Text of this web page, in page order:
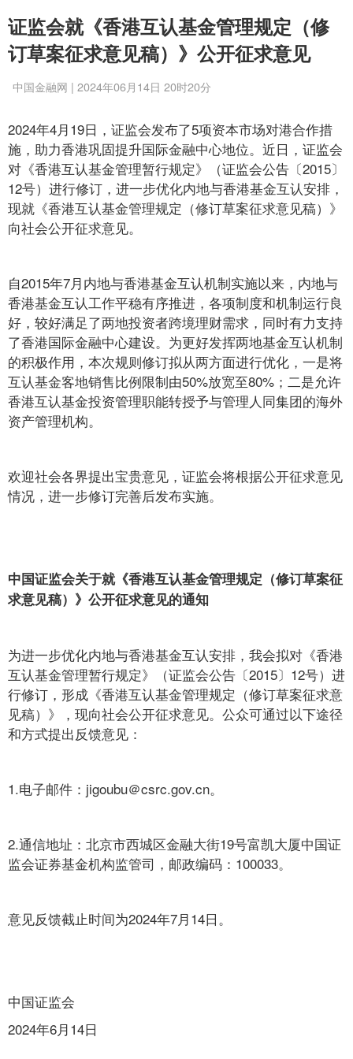
证监会就《香港互认基金管理规定（修
订草案征求意见稿）》公开征求意见
中国金融网 | 2024年06月14日 20时20分
2024年4月19日，证监会发布了5项资本市场对港合作措
施，助力香港巩固提升国际金融中心地位。近日，证监会
对《香港互认基金管理暂行规定》（证监会公告〔2015〕
12号）进行修订，进一步优化内地与香港基金互认安排，
现就《香港互认基金管理规定（修订草案征求意见稿）》
向社会公开征求意见。
自2015年7月内地与香港基金互认机制实施以来，内地与
香港基金互认工作平稳有序推进，各项制度和机制运行良
好，较好满足了两地投资者跨境理财需求，同时有力支持
了香港国际金融中心建设。为更好发挥两地基金互认机制
的积极作用，本次规则修订拟从两方面进行优化，一是将
互认基金客地销售比例限制由50%放宽至80%；二是允许
香港互认基金投资管理职能转授予与管理人同集团的海外
资产管理机构。
欢迎社会各界提出宝贵意见，证监会将根据公开征求意见
情况，进一步修订完善后发布实施。
中国证监会关于就《香港互认基金管理规定（修订草案征
求意见稿）》公开征求意见的通知
为进一步优化内地与香港基金互认安排，我会拟对《香港
互认基金管理暂行规定》（证监会公告〔2015〕12号）进
行修订，形成《香港互认基金管理规定（修订草案征求意
见稿）》，现向社会公开征求意见。公众可通过以下途径
和方式提出反馈意见：
1.电子邮件：jigoubu＠csrc.gov.cn。
2.通信地址：北京市西城区金融大街19号富凯大厦中国证
监会证券基金机构监管司，邮政编码：100033。
意见反馈截止时间为2024年7月14日。
中国证监会
2024年6月14日